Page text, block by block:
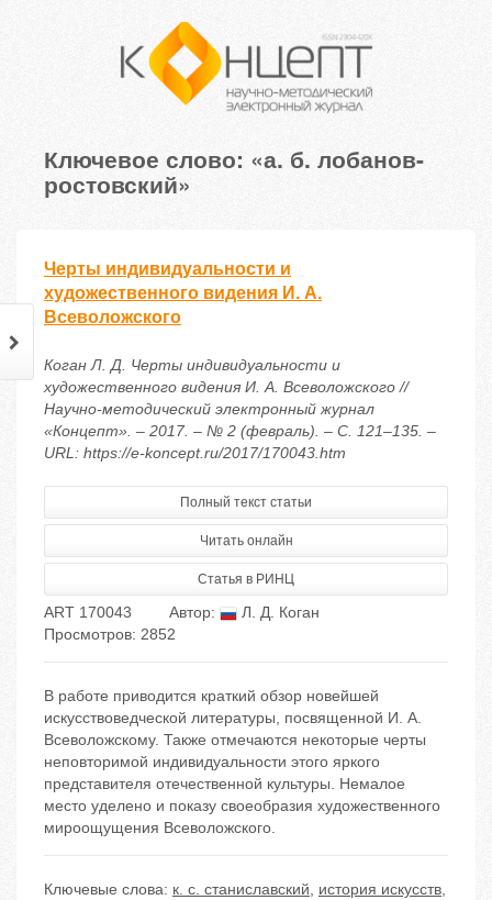
Ключевое слово: «а. б. лобанов-
ростовский»
Черты индивидуальности и
художественного видения И. А.
Всеволожского
Коган Л. Д. Черты индивидуальности и
художественного видения И. А. Всеволожского //
Научно-методический электронный журнал
«Концепт». – 2017. – № 2 (февраль). – С. 121–135. –
URL: https://e-koncept.ru/2017/170043.htm
Полный текст статьи
Читать онлайн
Статья в РИНЦ
ART 170043 Автор:
Л. Д. Коган
Просмотров: 2852
В работе приводится краткий обзор новейшей
искусствоведческой литературы, посвященной И. А.
Всеволожскому. Также отмечаются некоторые черты
неповторимой индивидуальности этого яркого
представителя отечественной культуры. Немалое
место уделено и показу своеобразия художественного
мироощущения Всеволожского.
Ключевые слова: к. с. станиславский, история искусств,